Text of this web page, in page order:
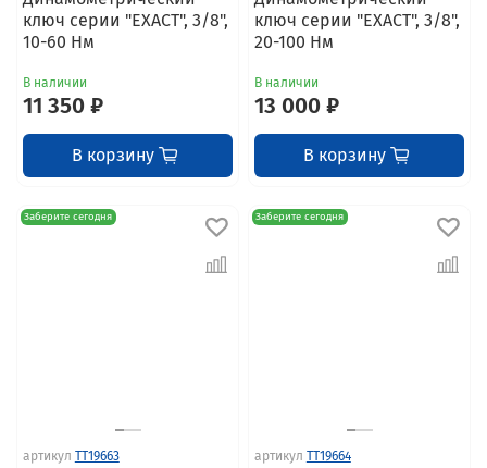
ключ серии "EXACT", 3/8",
10-60 Нм
В наличии
11 350 ₽
В корзину
ключ серии "EXACT", 3/8",
20-100 Нм
В наличии
13 000 ₽
В корзину
Заберите сегодня
артикул TT19663
Заберите сегодня
артикул TT19664